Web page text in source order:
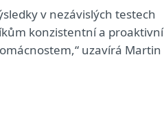
v nezávislých testech
konzistentní a proaktivní
uzavírá Martin